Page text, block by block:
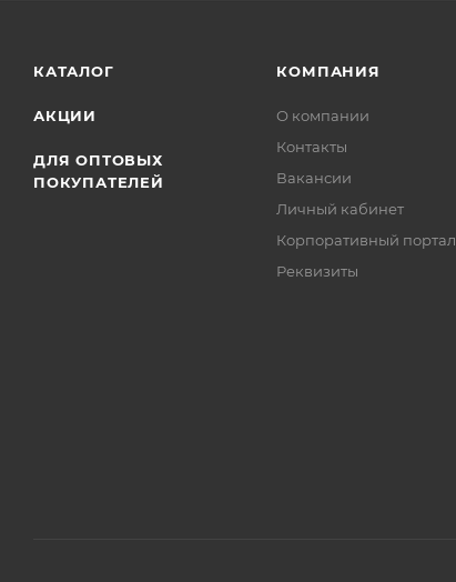
КАТАЛОГ
АКЦИИ
ДЛЯ ОПТОВЫХ
ПОКУПАТЕЛЕЙ
КОМПАНИЯ
О компании
Контакты
Вакансии
Личный кабинет
Корпоративный портал
Реквизиты